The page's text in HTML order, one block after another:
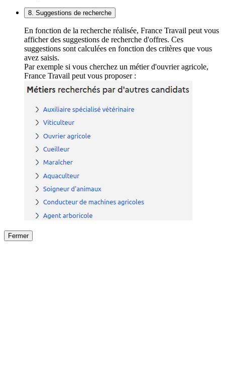
8. Suggestions de recherche
En fonction de la recherche réalisée, France Travail peut vous
afficher des suggestions de recherche d'offres. Ces
suggestions sont calculées en fonction des critères que vous
avez saisis.
Par exemple si vous cherchez un métier d'ouvrier agricole,
France Travail peut vous proposer :
Fermer